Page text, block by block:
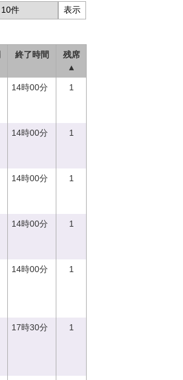
終了時間
残席
▲
14時00分 1
14時00分 1
14時00分 1
14時00分 1
14時00分 1
17時30分 1